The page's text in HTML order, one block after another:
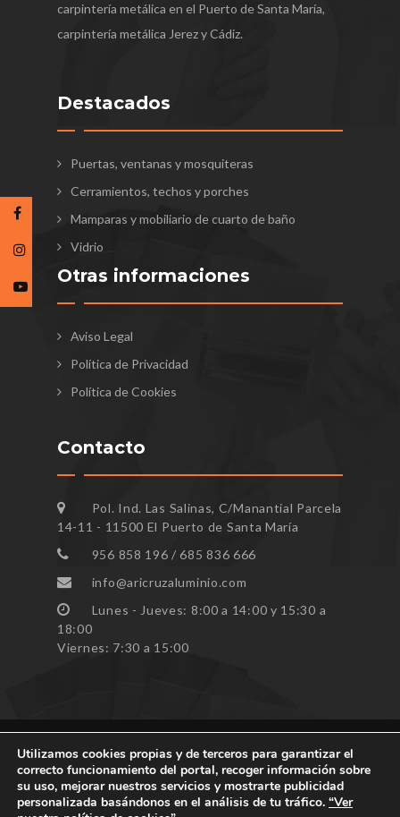
carpintería metálica en el Puerto de Santa María,
carpintería metálica Jerez y Cádiz.
Destacados
Puertas, ventanas y mosquiteras
Cerramientos, techos y porches
Mamparas y mobiliario de cuarto de baño
Vidrio
Otras informaciones
Aviso Legal
Política de Privacidad
Política de Cookies
Contacto
Pol. Ind. Las Salinas, C/Manantial Parcela
14-11 - 11500 El Puerto de Santa María
956 858 196 / 685 836 666
info@aricruzaluminio.com
Lunes - Jueves: 8:00 a 14:00 y 15:30 a
18:00
Viernes: 7:30 a 15:00
Todos los derechos reservados ARICRUZ © 2023
Utilizamos cookies propias y de terceros para garantizar el
correcto funcionamiento del portal, recoger información sobre
su uso, mejorar nuestros servicios y mostrarte publicidad
personalizada basándonos en el análisis de tu tráfico. “Ver